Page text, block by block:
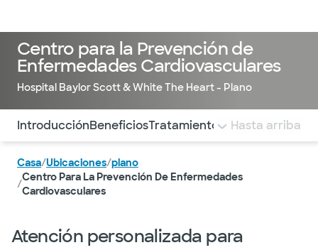
Centro para la Prevención de
Enfermedades Cardiovasculares
Hospital Baylor Scott & White The Heart - Plano
Utilice esta navegación para saltar rápidamente a
IntroducciónBeneficiosTratamiento y servicios
Hasta arriba
Casa/Ubicaciones/plano
/
Centro Para La Prevención De Enfermedades
Cardiovasculares
Atención personalizada para